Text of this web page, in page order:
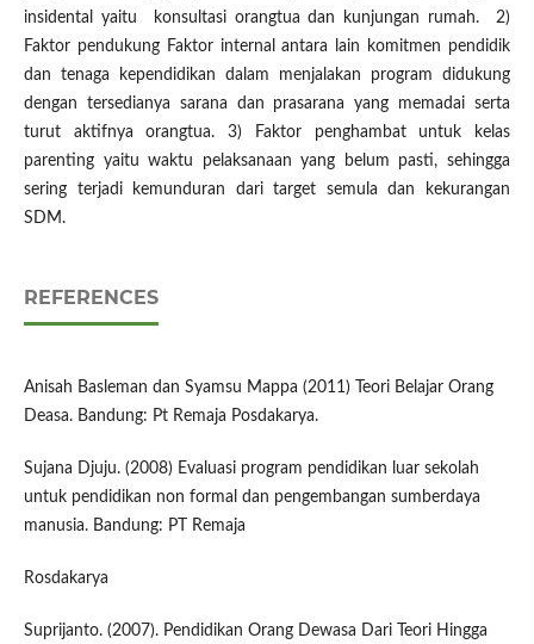
insidental yaitu konsultasi orangtua dan kunjungan rumah. 2)
Faktor pendukung Faktor internal antara lain komitmen pendidik
dan tenaga kependidikan dalam menjalakan program didukung
dengan tersedianya sarana dan prasarana yang memadai serta
turut aktifnya orangtua. 3) Faktor penghambat untuk kelas
parenting yaitu waktu pelaksanaan yang belum pasti, sehingga
sering terjadi kemunduran dari target semula dan kekurangan
SDM.
REFERENCES
Anisah Basleman dan Syamsu Mappa (2011) Teori Belajar Orang
Deasa. Bandung: Pt Remaja Posdakarya.
Sujana Djuju. (2008) Evaluasi program pendidikan luar sekolah
untuk pendidikan non formal dan pengembangan sumberdaya
manusia. Bandung: PT Remaja
Rosdakarya
Suprijanto. (2007). Pendidikan Orang Dewasa Dari Teori Hingga